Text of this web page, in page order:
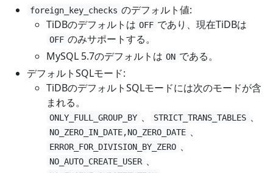
foreign_key_checks のデフォルト値:
TiDBのデフォルトは OFF であり、現在TiDBは
OFF のみサポートする。
MySQL 5.7のデフォルトは ON である。
デフォルトSQLモード:
TiDBのデフォルトSQLモードには次のモードが含
まれる。
ONLY_FULL_GROUP_BY 、 STRICT_TRANS_TABLES 、
NO_ZERO_IN_DATE,NO_ZERO_DATE 、
ERROR_FOR_DIVISION_BY_ZERO 、
NO_AUTO_CREATE_USER 、